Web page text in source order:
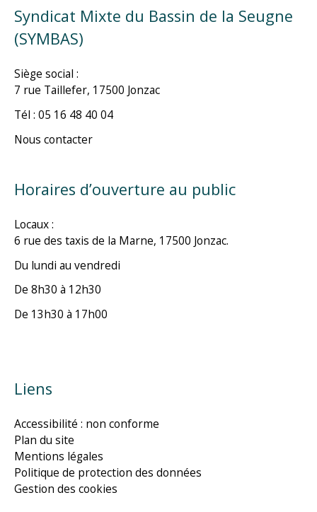
Syndicat Mixte du Bassin de la Seugne
(SYMBAS)
Siège social :
7 rue Taillefer, 17500 Jonzac
Tél : 05 16 48 40 04
Nous contacter
Horaires d’ouverture au public
Locaux :
6 rue des taxis de la Marne, 17500 Jonzac.
Du lundi au vendredi
De 8h30 à 12h30
De 13h30 à 17h00
Liens
Accessibilité : non conforme
Plan du site
Mentions légales
Politique de protection des données
Gestion des cookies